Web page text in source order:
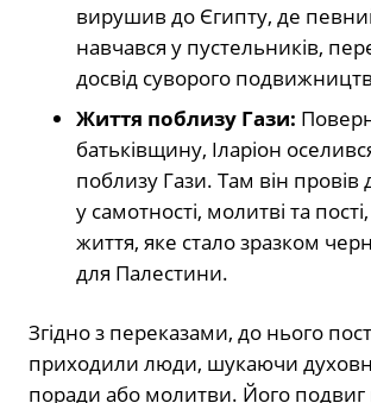
вирушив до Єгипту, де
навчався у пустельників,
досвід суворого
Життя поблизу Гази:
батьківщину, Іларіон
поблизу Гази. Там він провів
у самотності, молитві та
життя, яке стало зразком
для Палестини.
Згідно з переказами, до нього
приходили люди, шукаючи
поради або молитви. Його подвиг